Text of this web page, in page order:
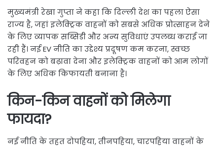
मुख्यमंत्री रेखा गुप्ता ने कहा कि दिल्ली देश का पहला ऐसा
राज्य है, जहां इलेक्ट्रिक वाहनों को सबसे अधिक प्रोत्साहन देने
के लिए व्यापक सब्सिडी और अन्य सुविधाएं उपलब्ध कराई जा
रही हैं। नई EV नीति का उद्देश्य प्रदूषण कम करना, स्वच्छ
परिवहन को बढ़ावा देना और इलेक्ट्रिक वाहनों को आम लोगों
के लिए अधिक किफायती बनाना है।
किन-किन वाहनों को मिलेगा
फायदा?
नई नीति के तहत दोपहिया, तीनपहिया, चारपहिया वाहनों के